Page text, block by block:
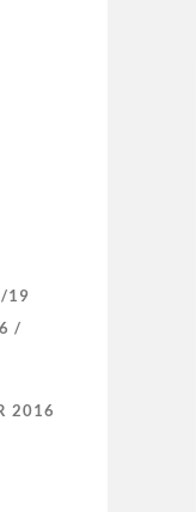
19
/
2016